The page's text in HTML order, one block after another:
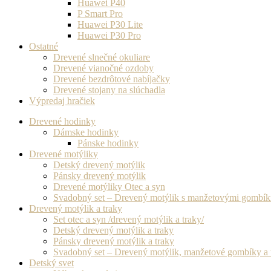
Huawei P40
P Smart Pro
Huawei P30 Lite
Huawei P30 Pro
Ostatné
Drevené slnečné okuliare
Drevené vianočné ozdoby
Drevené bezdrôtové nabíjačky
Drevené stojany na slúchadla
Výpredaj hračiek
Drevené hodinky
Dámske hodinky
Pánske hodinky
Drevené motýliky
Detský drevený motýlik
Pánsky drevený motýlik
Drevené motýliky Otec a syn
Svadobný set – Drevený motýlik s manžetovými
Drevený motýlik a traky
Set otec a syn /drevený motýlik a traky/
Detský drevený motýlik a traky
Pánsky drevený motýlik a traky
Svadobný set – Drevený motýlik, manžetové gombíky a
Detský svet